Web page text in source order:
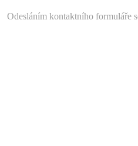
Odesláním kontaktního formuláře